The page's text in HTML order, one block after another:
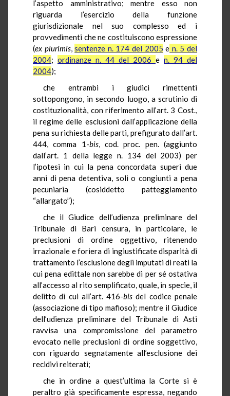
l’aspetto amministrativo; mentre esso non
riguarda l’esercizio della funzione
giurisdizionale nel suo complesso ed i
provvedimenti che ne costituiscono espressione
(ex plurimis,sentenze n. 174 del 2005 e n. 5 del
2004; ordinanze n. 44 del 2006 e n. 94 del
2004);
che entrambi i giudici rimettenti
sottopongono, in secondo luogo, a scrutinio di
costituzionalità, con riferimento all’art. 3 Cost.,
il regime delle esclusioni dall’applicazione della
pena su richiesta delle parti, prefigurato dall’art.
444, comma 1-bis, cod. proc. pen. (aggiunto
dall’art. 1 della legge n. 134 del 2003) per
l’ipotesi in cui la pena concordata superi due
anni di pena detentiva, soli o congiunti a pena
pecuniaria (cosiddetto patteggiamento
“allargato”);
che il Giudice dell’udienza preliminare del
Tribunale di Bari censura, in particolare, le
preclusioni di ordine oggettivo, ritenendo
irrazionale e foriera di ingiustificate disparità di
trattamento l’esclusione degli imputati di reati la
cui pena edittale non sarebbe di per sé ostativa
all’accesso al rito semplificato, quale, in specie, il
delitto di cui all’art. 416-bis del codice penale
(associazione di tipo mafioso); mentre il Giudice
dell’udienza preliminare del Tribunale di Asti
ravvisa una compromissione del parametro
evocato nelle preclusioni di ordine soggettivo,
con riguardo segnatamente all’esclusione dei
recidivi reiterati;
che in ordine a quest’ultima la Corte si è
peraltro già specificamente espressa, negando